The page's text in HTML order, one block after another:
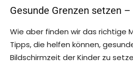
Gesunde Grenzen setzen –
Wie aber finden wir das richtige
Tipps, die helfen können,
Bildschirmzeit der Kinder zu